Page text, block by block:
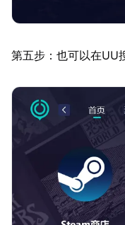
第五步：也可以在UU